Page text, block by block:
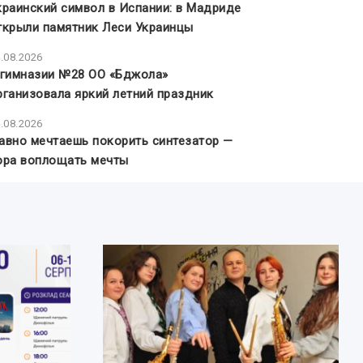
символ в Испании: в Мадриде
памятник Леси Украинцы
№28 ОО «Бджола»
яркий летний праздник
мечтаешь покорить синтезатор —
воплощать мечты